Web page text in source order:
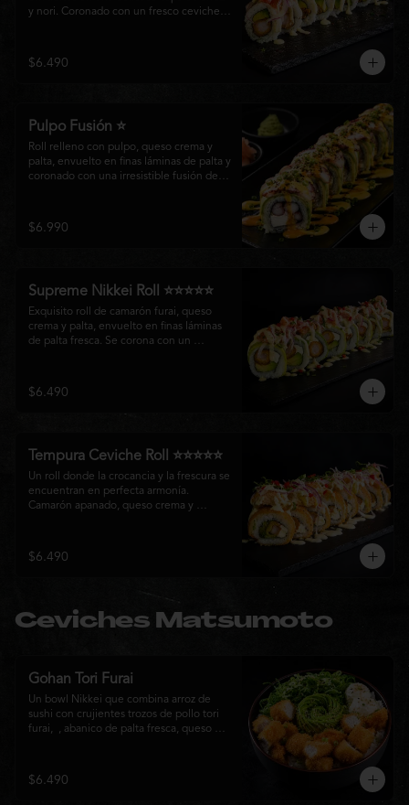
y nori. Coronado con un fresco ceviche
creando un equilibrio perfecto entre
frescura, cremosidad y crocancia en cada
$6.490
Pulpo Fusión ⭐
Roll relleno con pulpo, queso crema y
palta, envuelto en finas láminas de palta y
coronado con una irresistible fusión de
láminas de pulpo, ofreciendo una
combinación perfecta entre frescura,
$6.990
Supreme Nikkei Roll ⭐⭐⭐⭐⭐
Exquisito roll de camarón furai, queso
crema y palta, envuelto en finas láminas
de palta fresca. Se corona con un
fusión de texturas, frescura y sabores que
resaltan la esencia del Pacífico.
$6.490
Tempura Ceviche Roll ⭐⭐⭐⭐⭐
Un roll donde la crocancia y la frescura se
encuentran en perfecta armonía.
Camarón apanado, queso crema y
corona con salmón y pescado blanco en
tempura, cebolla morada, una sedosa
logrando una experiencia intensa,
equilibrada y auténticamente nikkei.
$6.490
Ceviches Matsumoto
Gohan Tori Furai
Un bowl Nikkei que combina arroz de
sushi con crujientes trozos de pollo tori
furai,  , abanico de palta fresca, queso
sabores que equilibra lo crocante, lo
fresco y lo cremoso en cada bocado.
$6.490